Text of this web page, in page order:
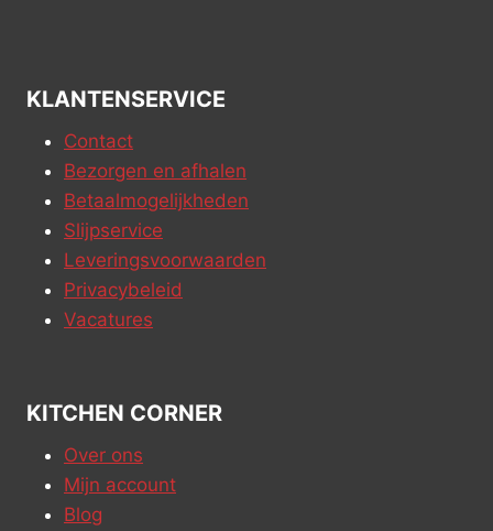
KLANTENSERVICE
Contact
Bezorgen en afhalen
Betaalmogelijkheden
Slijpservice
Leveringsvoorwaarden
Privacybeleid
Vacatures
KITCHEN CORNER
Over ons
Mijn account
Blog